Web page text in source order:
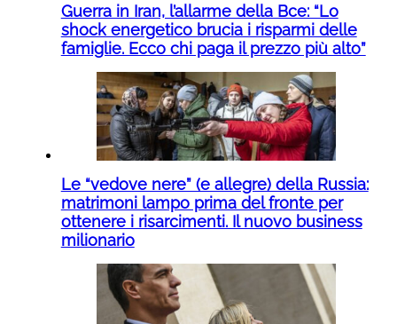
Guerra in Iran, l’allarme della Bce: “Lo
shock energetico brucia i risparmi delle
famiglie. Ecco chi paga il prezzo più alto”
Le “vedove nere” (e allegre) della Russia:
matrimoni lampo prima del fronte per
ottenere i risarcimenti. Il nuovo business
milionario